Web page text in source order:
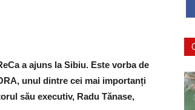
a ajuns la Sibiu. Este vorba de
unul dintre cei mai importanți
său executiv, Radu Tănase,